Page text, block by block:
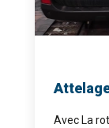
Avec La